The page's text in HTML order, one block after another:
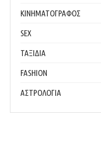
ΚΙΝΗΜΑΤΟΓΡΑΦΟΣ
SEX
ΤΑΞΙΔΙΑ
FASHION
ΑΣΤΡΟΛΟΓΙΑ